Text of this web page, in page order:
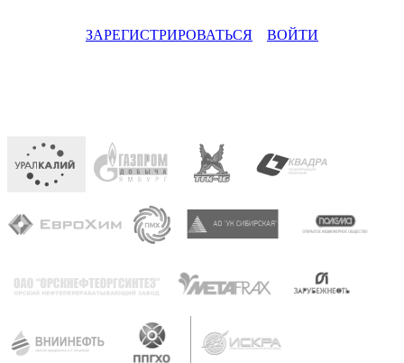
ЗАРЕГИСТРИРОВАТЬСЯ ВОЙТИ